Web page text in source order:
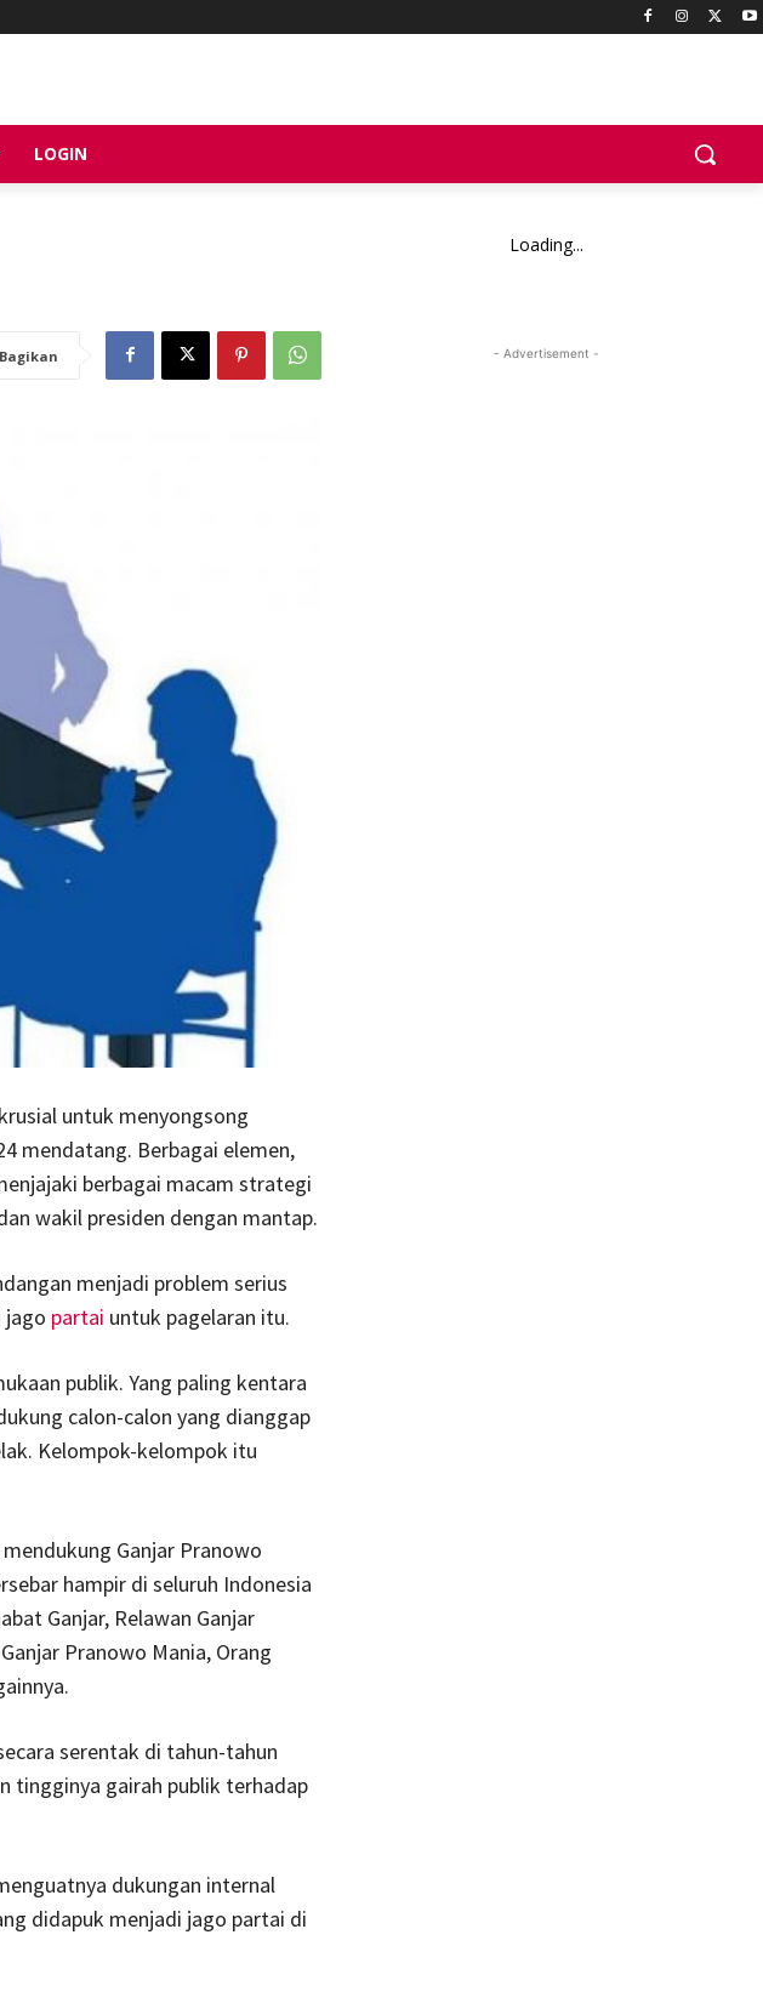
LOGIN
Bagikan
untuk menyongsong
mendatang. Berbagai elemen,
berbagai macam strategi
wakil presiden dengan mantap.
menjadi problem serius
jago partai untuk pagelaran itu.
publik. Yang paling kentara
calon-calon yang dianggap
Kelompok-kelompok itu
Ganjar Pranowo
hampir di seluruh Indonesia
Ganjar, Relawan Ganjar
Pranowo Mania, Orang
serentak di tahun-tahun
tingginya gairah publik terhadap
dukungan internal
didapuk menjadi jago partai di
Loading...
- Advertisement -